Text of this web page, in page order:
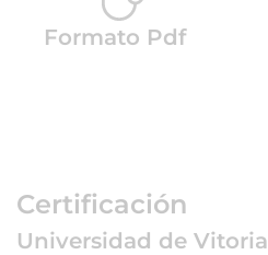
Formato Pdf
Certificación
Universidad de